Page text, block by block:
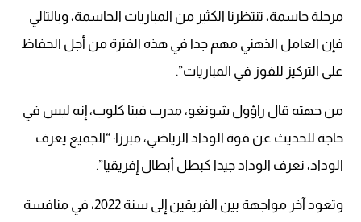
مرحلة حاسمة، تنتظرنا الكثير من المباريات الحاسمة، وبالتالي
فإن العامل الذهني مهم جدا في هذه الفترة من أجل الحفاظ
على التركيز للفوز في المباريات”.
من جهته قال راؤول شونغو، مدرب فيتا كلوب، إنه ليس في
حاجة للحديث عن قوة الوداد الرياضي، مبرزا: “الجميع يعرف
الوداد، نعرف الوداد جيدا كبطل أبطال إفريقيا”.
وتعود آخر مواجهة بين الفريقين إلى سنة 2022، في منافسة